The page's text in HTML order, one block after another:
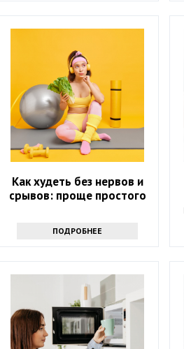
Как худеть без нервов и
срывов: проще простого
ПОДРОБНЕЕ